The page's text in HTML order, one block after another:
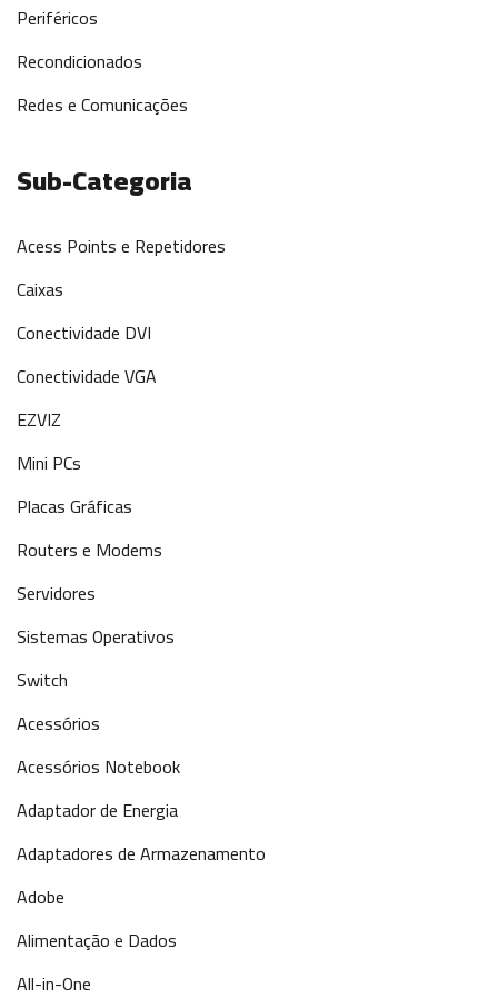
Periféricos
Recondicionados
Redes e Comunicações
Sub-Categoria
Acess Points e Repetidores
Caixas
Conectividade DVI
Conectividade VGA
EZVIZ
Mini PCs
Placas Gráficas
Routers e Modems
Servidores
Sistemas Operativos
Switch
Acessórios
Acessórios Notebook
Adaptador de Energia
Adaptadores de Armazenamento
Adobe
Alimentação e Dados
All-in-One